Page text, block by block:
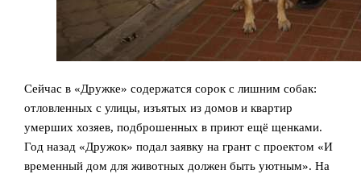
Сейчас в «Дружке» содержатся сорок с лишним собак:
отловленных с улицы, изъятых из домов и квартир
умерших хозяев, подброшенных в приют ещё щенками.
Год назад «Дружок» подал заявку на грант с проектом «И
временный дом для животных должен быть уютным». На